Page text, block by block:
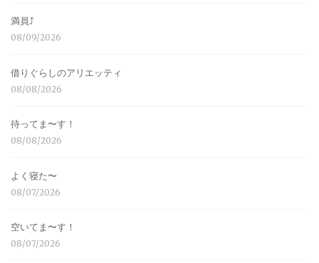
満員⤴︎
08/09/2026
借りぐらしのアリエッティ
08/08/2026
待ってま〜す！
08/08/2026
よく寝た〜
08/07/2026
空いてま〜す！
08/07/2026